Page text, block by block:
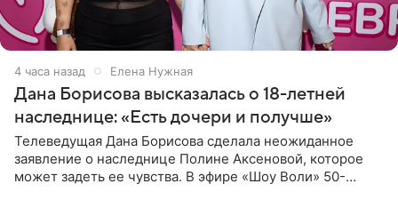
4 часа назад Елена Нужная
Дана Борисова высказалась о 18-летней
наследнице: «Есть дочери и получше»
Телеведущая Дана Борисова сделала неожиданное
заявление о наследнице Полине Аксеновой, которое
может задеть ее чувства. В эфире «Шоу Воли» 50-